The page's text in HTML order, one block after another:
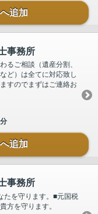
追加
事務所
るご相談（遺産分割、
ど）は全てに対応致し
すのでまずはご連絡お
追加
事務所
たを守ります。■元国税
方を守ります。